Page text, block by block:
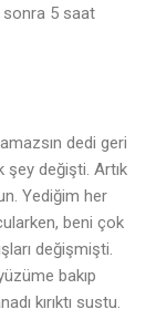
sonra 5 saat
dedi geri
şey değişti. Artık
Yediğim her
beni çok
değişmişti.
bakıp
kırıktı sustu.